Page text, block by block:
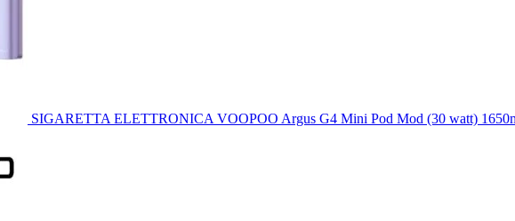
SIGARETTA ELETTRONICA VOOPOO Argus G4 Mini Pod Mod (30 watt)